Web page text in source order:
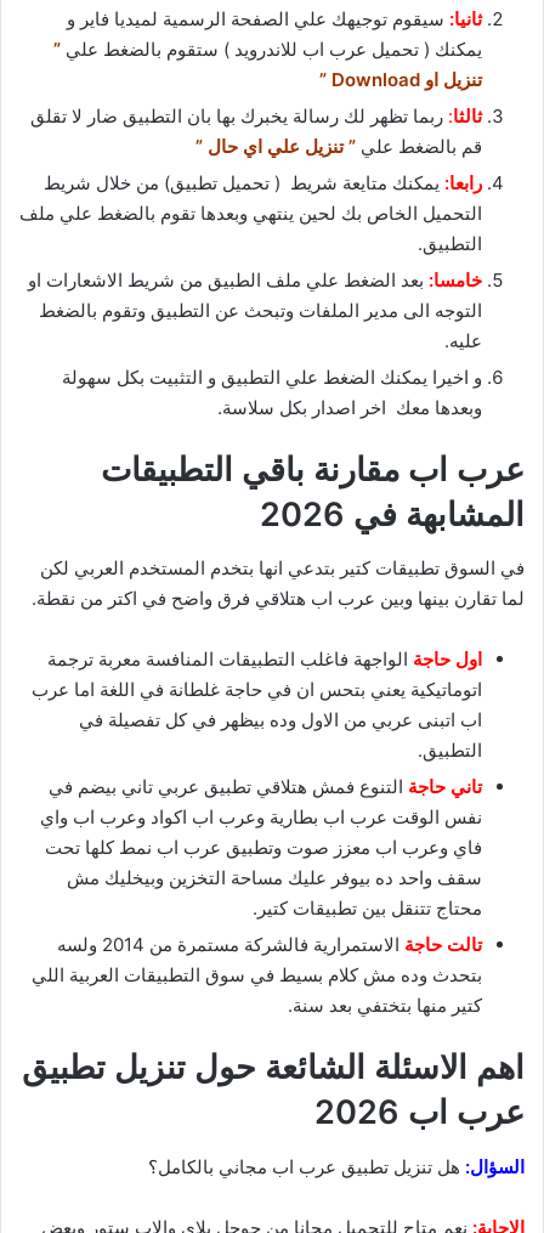
ثانيا: سيقوم توجيهك علي الصفحة الرسمية لميديا فاير و
يمكنك ( تحميل عرب اب للاندرويد ) ستقوم بالضغط علي ”
تنزيل او Download ”
ثالثا: ربما تظهر لك رسالة يخبرك بها بان التطبيق ضار لا تقلق
قم بالضغط علي ” تنزيل علي اي حال ”
رابعا: يمكنك متايعة شريط ( تحميل تطبيق) من خلال شريط
التحميل الخاص بك لحين ينتهي وبعدها تقوم بالضغط علي ملف
التطبيق.
خامسا: بعد الضغط علي ملف الطبيق من شريط الاشعارات او
التوجه الى مدير الملفات وتبحث عن التطبيق وتقوم بالضغط
عليه.
و اخيرا يمكنك الضغط علي التطبيق و التثبيت بكل سهولة
وبعدها معك اخر اصدار بكل سلاسة.
عرب اب مقارنة باقي التطبيقات
المشابهة في 2026
في السوق تطبيقات كتير بتدعي انها بتخدم المستخدم العربي لكن
لما تقارن بينها وبين عرب اب هتلاقي فرق واضح في اكتر من نقطة.
اول حاجة الواجهة فاغلب التطبيقات المنافسة معربة ترجمة
اتوماتيكية يعني بتحس ان في حاجة غلطانة في اللغة اما عرب
اب اتبنى عربي من الاول وده بيظهر في كل تفصيلة في
التطبيق.
تاني حاجة التنوع فمش هتلاقي تطبيق عربي تاني بيضم في
نفس الوقت عرب اب بطارية وعرب اب اكواد وعرب اب واي
فاي وعرب اب معزز صوت وتطبيق عرب اب نمط كلها تحت
سقف واحد ده بيوفر عليك مساحة التخزين وبيخليك مش
محتاج تتنقل بين تطبيقات كتير.
تالت حاجة
الاستمرارية فالشركة مستمرة من 2014 ولسه
بتحدث وده مش كلام بسيط في سوق التطبيقات العربية اللي
كتير منها بتختفي بعد سنة.
اهم الاسئلة الشائعة حول تنزيل تطبيق
عرب اب 2026
السؤال: هل تنزيل تطبيق عرب اب مجاني بالكامل؟
الاجابة: نعم متاح للتحميل مجانا من جوجل بلاي والاب ستور وبعض